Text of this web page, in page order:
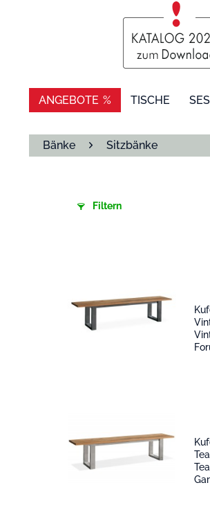
ANGEBOTE TISCHE
Bänke Sitzbänke
Filtern